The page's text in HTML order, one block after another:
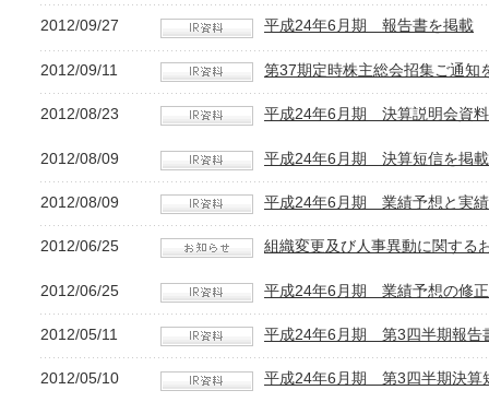
2012/09/27 平成24年6月期 報告書を掲載
2012/09/11 第37期定時株主総会招集ご通知
2012/08/23 平成24年6月期 決算説明会資
2012/08/09 平成24年6月期 決算短信を掲載
2012/08/09 平成24年6月期 業績予想と実
2012/06/25 組織変更及び人事異動に関する
2012/06/25 平成24年6月期 業績予想の修
2012/05/11 平成24年6月期 第3四半期報告
2012/05/10 平成24年6月期 第3四半期決算